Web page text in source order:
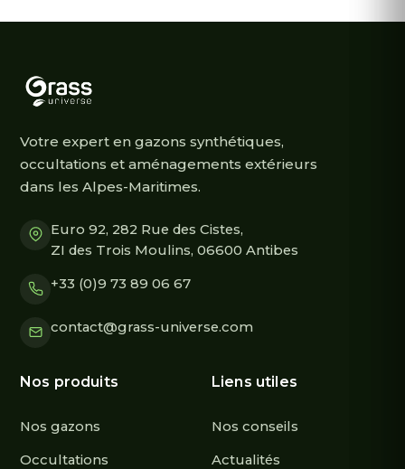
Votre expert en gazons synthétiques,
occultations et aménagements extérieurs
dans les Alpes-Maritimes.
Euro 92, 282 Rue des Cistes,
ZI des Trois Moulins, 06600 Antibes
+33 (0)9 73 89 06 67
contact@grass-universe.com
Nos produits
Nos gazons
Occultations
Liens utiles
Nos conseils
Actualités